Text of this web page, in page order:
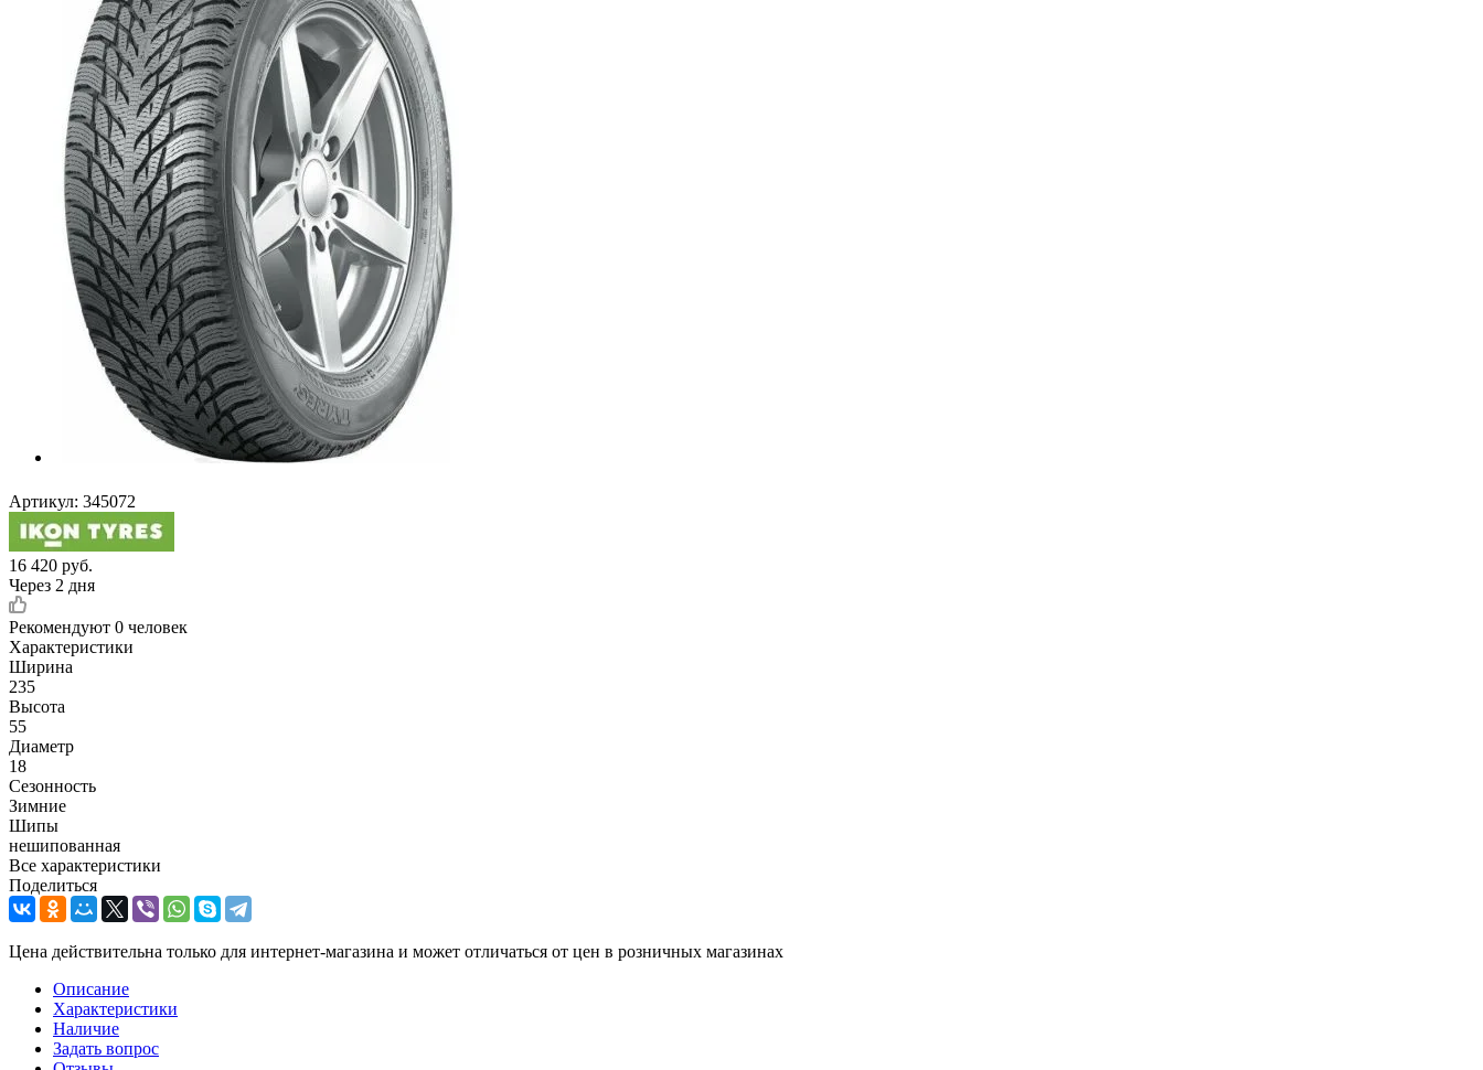
Артикул: 345072
16 420 руб.
Через 2 дня
Рекомендуют 0 человек
Характеристики
Ширина
235
Высота
55
Диаметр
18
Сезонность
Зимние
Шипы
нешипованная
Все характеристики
Поделиться
Цена действительна только для интернет-магазина и может отличаться от цен в розничных магазинах
Описание
Характеристики
Наличие
Задать вопрос